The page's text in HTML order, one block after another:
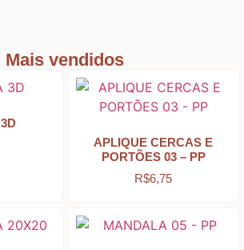
MDF formatos especiais
Mais vendidos
APLIQUE CERCAS E
PORTÕES 03 – PP
R$6,75